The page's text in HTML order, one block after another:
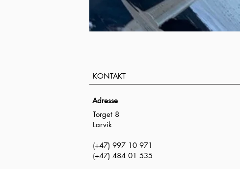
KONTAKT
Adresse
Torget 8
Larvik
(+47) 997 10 971
(+47) 484 01 535